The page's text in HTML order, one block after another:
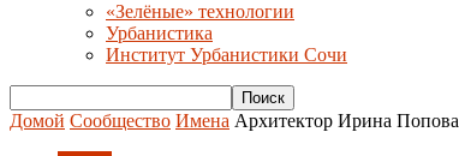
«Зелёные» технологии
Урбанистика
Институт Урбанистики Сочи
Домой Сообщество Имена Архитектор Ирина Попова